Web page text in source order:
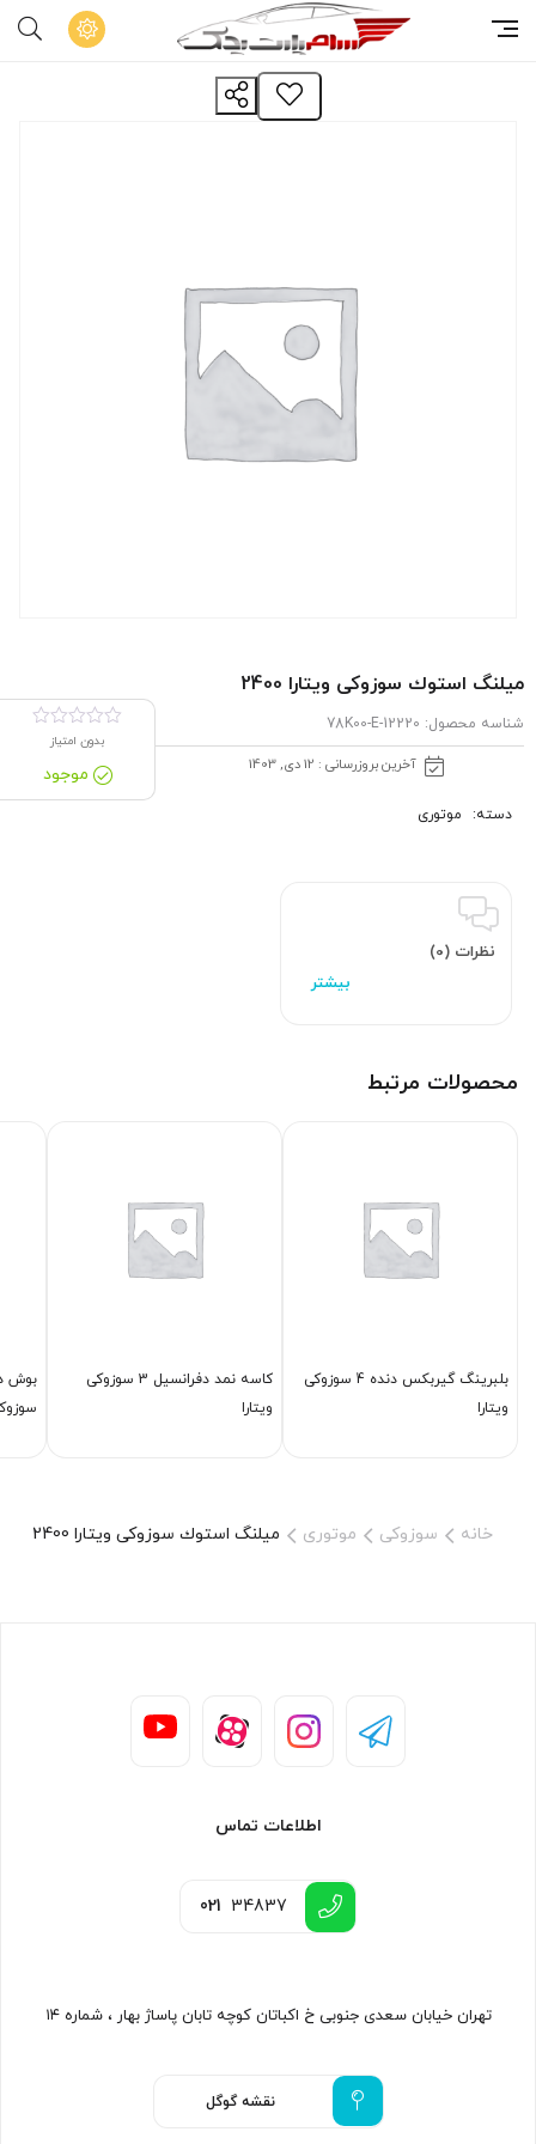
میلنگ استوك سوزوکی ویتارا 2400
شناسه محصول: 12220-78K00-E
آخرین بروزرسانی : 12 دی, 1403
بدون امتیاز
موجود
دسته: موتوری
نظرات (0)
محصولات مرتبط
بلبرینگ گیربكس دنده 4 سوزوکی
ویتارا
كاسه نمد دفرانسیل 3 سوزوکی
ویتارا
بوش
خانه سوزوکی موتوری میلنگ استوك سوزوکی ویتارا 2400
اطلاعات تماس
021 34837
تهران خیابان سعدی جنوبی خ اکباتان کوچه تابان پاساژ بهار ، شماره ۱۴
نقشه گوگل